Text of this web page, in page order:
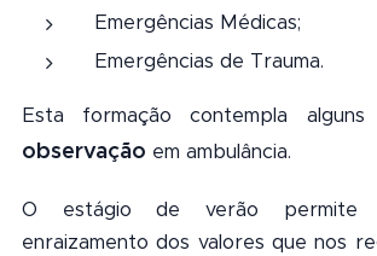
Emergências Médicas;
Emergências de Trauma.
Esta formação contempla alguns
observação em ambulância.
O estágio de verão permite
enraizamento dos valores que nos